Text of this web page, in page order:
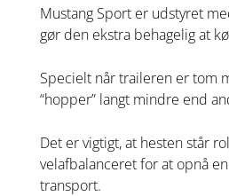
Mustang Sport er udstyret
gør den ekstra behagelig at
Specielt når traileren er tom
“hopper” langt mindre end
Det er vigtigt, at hesten står
velafbalanceret for at opnå
transport.